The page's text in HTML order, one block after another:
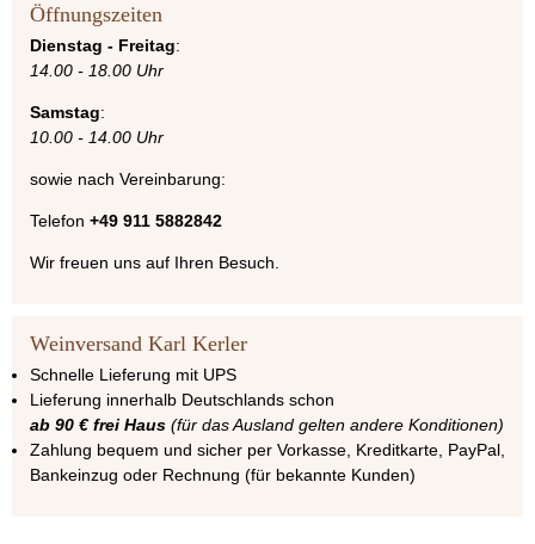
Öffnungszeiten
Dienstag - Freitag:
14.00 - 18.00 Uhr
Samstag:
10.00 - 14.00 Uhr
sowie nach Vereinbarung:
Telefon +49 911 5882842
Wir freuen uns auf Ihren Besuch.
Weinversand Karl Kerler
Schnelle Lieferung mit UPS
Lieferung innerhalb Deutschlands schon
ab 90 € frei Haus (für das Ausland gelten andere Konditionen)
Zahlung bequem und sicher per Vorkasse, Kreditkarte, PayPal,
Bankeinzug oder Rechnung (für bekannte Kunden)